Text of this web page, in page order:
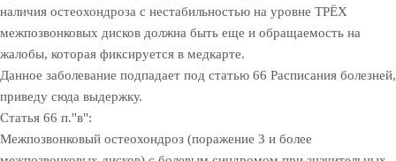
наличия остеохондроза с нестабильностью на уровне ТРЁХ
межпозвонковых дисков должна быть еще и обращаемость на
жалобы, которая фиксируется в медкарте.
Данное заболевание подпадает под статью 66 Расписания болезней,
приведу сюда выдержку.
Статья 66 п."в":
Межпозвонковый остеохондроз (поражение 3 и более